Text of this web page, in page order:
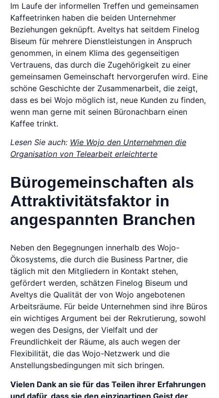
Im Laufe der informellen Treffen und gemeinsamen
Kaffeetrinken haben die beiden Unternehmer
Beziehungen geknüpft. Aveltys hat seitdem Finelog
Biseum für mehrere Dienstleistungen in Anspruch
genommen, in einem Klima des gegenseitigen
Vertrauens, das durch die Zugehörigkeit zu einer
gemeinsamen Gemeinschaft hervorgerufen wird. Eine
schöne Geschichte der Zusammenarbeit, die zeigt,
dass es bei Wojo möglich ist, neue Kunden zu finden,
wenn man gerne mit seinen Büronachbarn einen
Kaffee trinkt.
Lesen Sie auch: Wie Wojo den Unternehmen die
Organisation von Telearbeit erleichterte
Bürogemeinschaften als
Attraktivitätsfaktor in
angespannten Branchen
Neben den Begegnungen innerhalb des Wojo-
Ökosystems, die durch die Business Partner, die
täglich mit den Mitgliedern in Kontakt stehen,
gefördert werden, schätzen Finelog Biseum und
Aveltys die Qualität der von Wojo angebotenen
Arbeitsräume. Für beide Unternehmen sind ihre Büros
ein wichtiges Argument bei der Rekrutierung, sowohl
wegen des Designs, der Vielfalt und der
Freundlichkeit der Räume, als auch wegen der
Flexibilität, die das Wojo-Netzwerk und die
Anstellungsbedingungen mit sich bringen.
Vielen Dank an sie für das Teilen ihrer Erfahrungen
und dafür, dass sie den einzigartigen Geist der